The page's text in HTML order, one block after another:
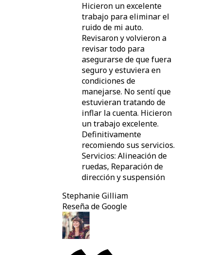
Hicieron un excelente
trabajo para eliminar el
ruido de mi auto.
Revisaron y volvieron a
revisar todo para
asegurarse de que fuera
seguro y estuviera en
condiciones de
manejarse. No sentí que
estuvieran tratando de
inflar la cuenta. Hicieron
un trabajo excelente.
Definitivamente
recomiendo sus servicios.
Servicios: Alineación de
ruedas, Reparación de
dirección y suspensión
Stephanie Gilliam
Reseña de Google